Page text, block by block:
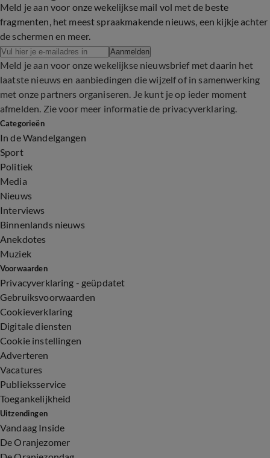
Meld je aan voor onze wekelijkse mail vol met de beste
fragmenten, het meest spraakmakende nieuws, een kijkje achter
de schermen en meer.
Aanmelden
Meld je aan voor onze wekelijkse nieuwsbrief met daarin het
laatste nieuws en aanbiedingen die wijzelf of in samenwerking
met onze partners organiseren. Je kunt je op ieder moment
afmelden. Zie voor meer informatie de privacyverklaring.
Categorieën
In de Wandelgangen
Sport
Politiek
Media
Nieuws
Interviews
Binnenlands nieuws
Anekdotes
Muziek
Voorwaarden
Privacyverklaring - geüpdatet
Gebruiksvoorwaarden
Cookieverklaring
Digitale diensten
Cookie instellingen
Adverteren
Vacatures
Publieksservice
Toegankelijkheid
Uitzendingen
Vandaag Inside
De Oranjezomer